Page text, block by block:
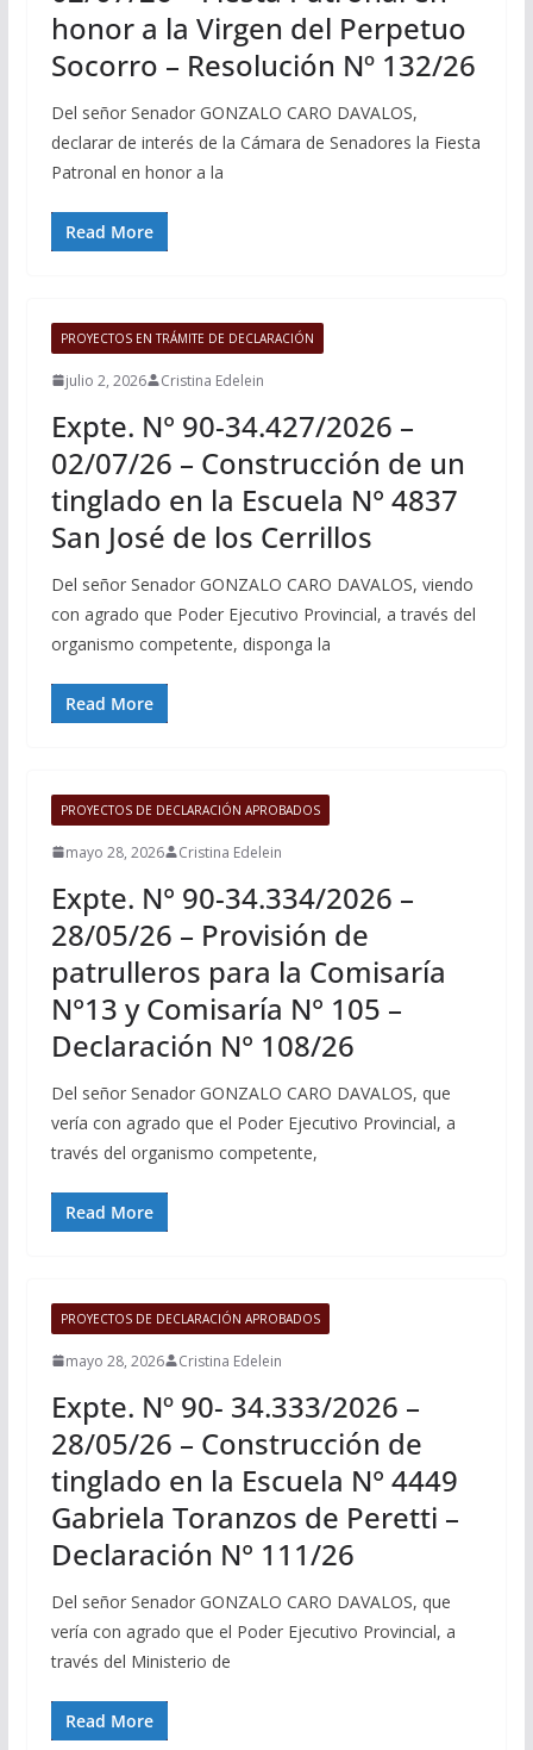
honor a la Virgen del Perpetuo
Socorro – Resolución Nº 132/26
Del señor Senador GONZALO CARO DAVALOS,
declarar de interés de la Cámara de Senadores la Fiesta
Patronal en honor a la
Read More
PROYECTOS EN TRÁMITE DE DECLARACIÓN
julio 2, 2026 Cristina Edelein
Expte. N° 90-34.427/2026 –
02/07/26 – Construcción de un
tinglado en la Escuela N° 4837
San José de los Cerrillos
Del señor Senador GONZALO CARO DAVALOS, viendo
con agrado que Poder Ejecutivo Provincial, a través del
organismo competente, disponga la
Read More
PROYECTOS DE DECLARACIÓN APROBADOS
mayo 28, 2026 Cristina Edelein
Expte. N° 90-34.334/2026 –
28/05/26 – Provisión de
patrulleros para la Comisaría
N°13 y Comisaría N° 105 –
Declaración N° 108/26
Del señor Senador GONZALO CARO DAVALOS, que
vería con agrado que el Poder Ejecutivo Provincial, a
través del organismo competente,
Read More
PROYECTOS DE DECLARACIÓN APROBADOS
mayo 28, 2026 Cristina Edelein
Expte. Nº 90- 34.333/2026 –
28/05/26 – Construcción de
tinglado en la Escuela N° 4449
Gabriela Toranzos de Peretti –
Declaración N° 111/26
Del señor Senador GONZALO CARO DAVALOS, que
vería con agrado que el Poder Ejecutivo Provincial, a
través del Ministerio de
Read More